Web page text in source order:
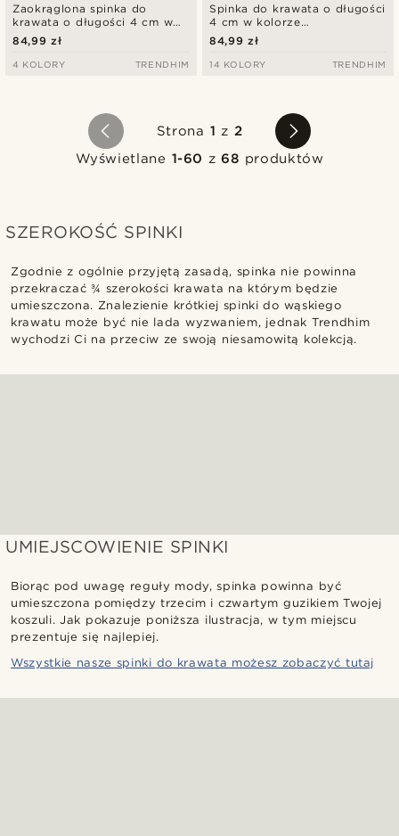
Zaokrąglona spinka do
krawata o długości 4 cm w
kolorze polerowanego,
różowego złota
84,99 zł
4 KOLORY TRENDHIM
Spinka do krawata o długości
4 cm w kolorze
polerowanego, różowego
złota
84,99 zł
14 KOLORY TRENDHIM
Strona 1 z 2
Wyświetlane 1-60 z68 produktów
SZEROKOŚĆ SPINKI
Zgodnie z ogólnie przyjętą zasadą, spinka nie powinna
przekraczać ¾ szerokości krawata na którym będzie
umieszczona. Znalezienie krótkiej spinki do wąskiego
krawatu może być nie lada wyzwaniem, jednak Trendhim
wychodzi Ci na przeciw ze swoją niesamowitą kolekcją.
UMIEJSCOWIENIE SPINKI
Biorąc pod uwagę reguły mody, spinka powinna być
umieszczona pomiędzy trzecim i czwartym guzikiem Twojej
koszuli. Jak pokazuje poniższa ilustracja, w tym miejscu
prezentuje się najlepiej.
Wszystkie nasze spinki do krawata możesz zobaczyć tutaj